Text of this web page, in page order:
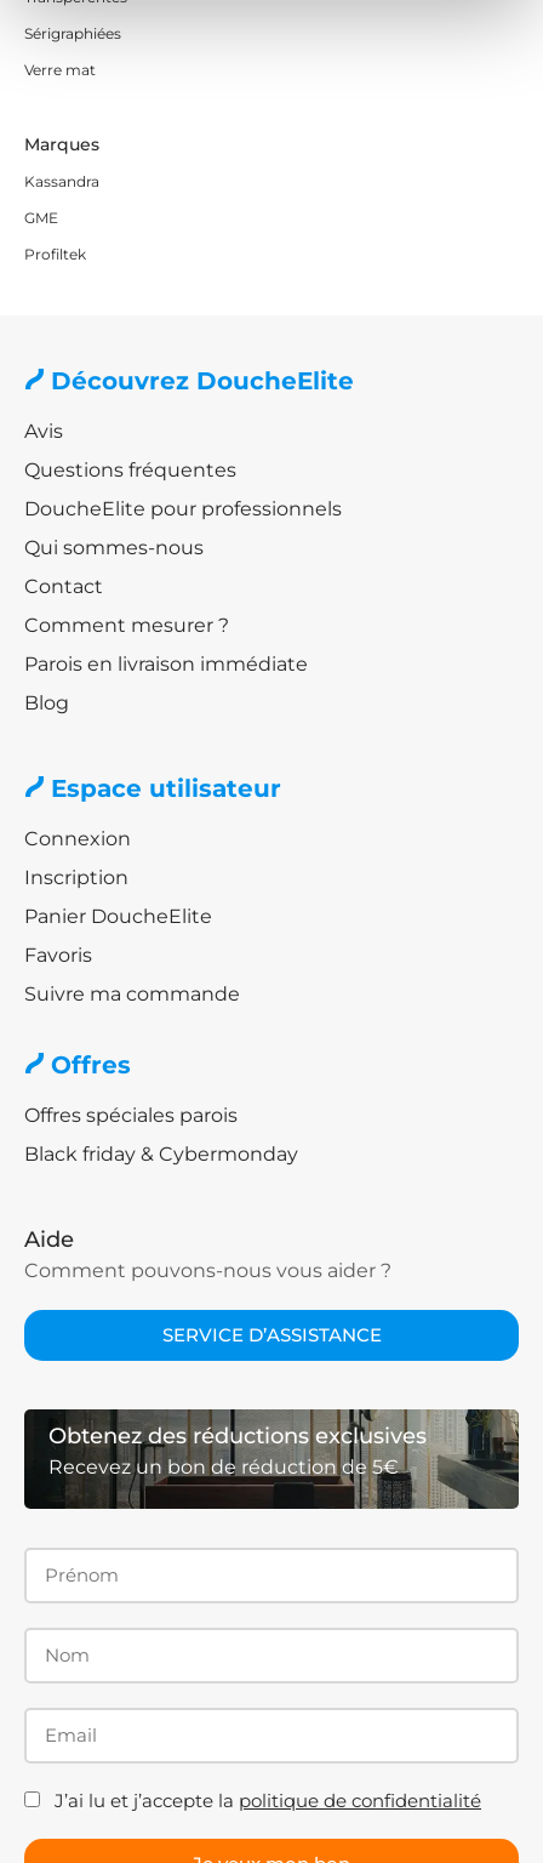
modèles de pare-baignoires frontaux avec DoucheÉlite
et trouvez celui qui s'adapte le mieux à vos besoins.
Nous vous attendons !
Sérigraphiées
Verre mat
Marques
Kassandra
GME
Profiltek
Découvrez DoucheElite
Avis
Questions fréquentes
DoucheElite pour professionnels
Qui sommes-nous
Contact
Comment mesurer ?
Parois en livraison immédiate
Blog
Espace utilisateur
Connexion
Inscription
Panier DoucheElite
Favoris
Suivre ma commande
Offres
Offres spéciales parois
Black friday & Cybermonday
Aide
Comment pouvons-nous vous aider ?
SERVICE D’ASSISTANCE
Obtenez des réductions exclusives
Recevez un bon de réduction de 5€
J’ai lu et j’accepte la politique de confidentialité